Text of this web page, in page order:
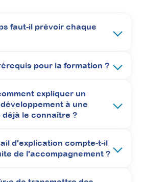
séances
TSA : structurer
valoriser votre
faut-il prévoir chaque
pour la formation ?
expliquer un
à une
déjà le connaître ?
d'explication compte-t-il
de l'accompagnement ?